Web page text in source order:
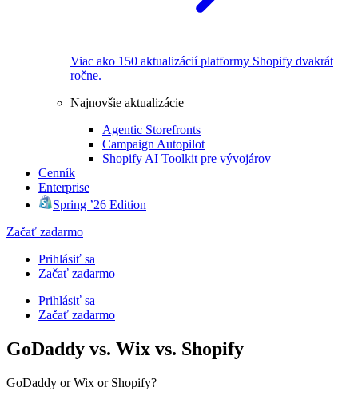
Viac ako 150 aktualizácií platformy Shopify dvakrát
ročne.
Najnovšie aktualizácie
Agentic Storefronts
Campaign Autopilot
Shopify AI Toolkit pre vývojárov
Cenník
Enterprise
Spring ’26 Edition
Začať zadarmo
Prihlásiť sa
Začať zadarmo
Prihlásiť sa
Začať zadarmo
GoDaddy vs. Wix vs. Shopify
GoDaddy or Wix or Shopify?